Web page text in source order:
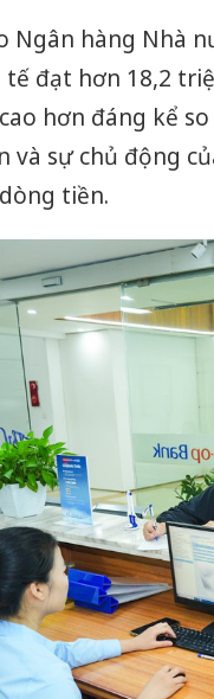
Ngân hàng Nhà
tế đạt hơn 18,2
hơn đáng kể
và sự chủ động
tiền.